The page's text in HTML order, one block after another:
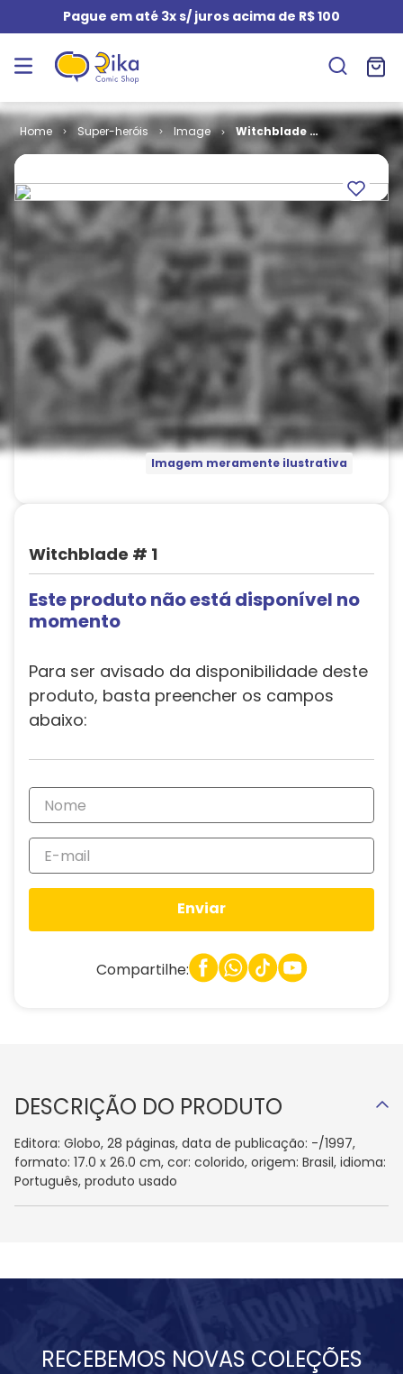
Pague em até 3x s/ juros acima de R$ 100
Super-heróis Image
Witchblade #
Imagem meramente ilustrativa
Witchblade # 1
Este produto não está disponível no
momento
Para ser avisado da disponibilidade deste
produto, basta preencher os campos
abaixo:
Enviar
Compartilhe:
DESCRIÇÃO DO PRODUTO
Editora: Globo, 28 páginas, data de publicação: -/1997,
formato: 17.0 x 26.0 cm, cor: colorido, origem: Brasil, idioma:
Português, produto usado
RECEBEMOS NOVAS COLEÇÕES